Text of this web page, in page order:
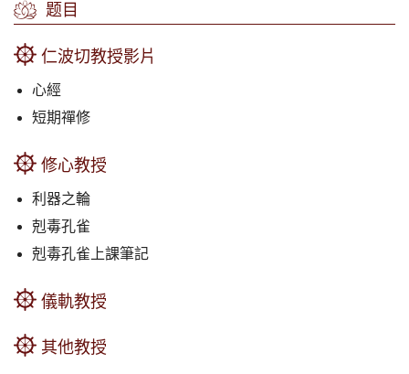
题目
仁波切教授影片
心經
短期禪修
修心教授
利器之輪
剋毒孔雀
剋毒孔雀上課筆記
儀軌教授
其他教授